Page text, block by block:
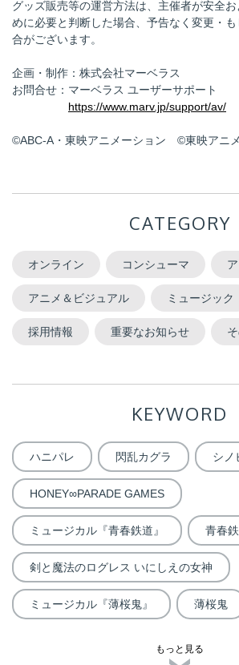
グッズ販売等の運営方法は、主催者が安全
めに必要と判断した場合、予告なく変更・
合がございます。
企画・制作：株式会社マーベラス
お問合せ：マーベラス ユーザーサポート
https://www.marv.jp/support/av/
©ABC-A・東映アニメーション ©東映アニ
CATEGORY
オンライン コンシューマ
アニメ＆ビジュアル ミュージック
採用情報 重要なお知らせ
KEYWORD
ハニパレ 閃乱カグラ シノ
HONEY∞PARADE GAMES
ミュージカル『青春鉄道』 青春
剣と魔法のログレス いにしえの女神
ミュージカル『薄桜鬼』 薄桜鬼
もっと見る